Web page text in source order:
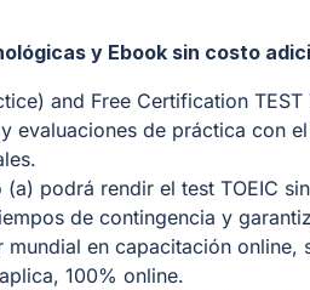
y Ebook sin costo
and Free Certification TEST
evaluaciones de práctica con
podrá rendir el test TOEIC
de contingencia y
en capacitación
100% online.